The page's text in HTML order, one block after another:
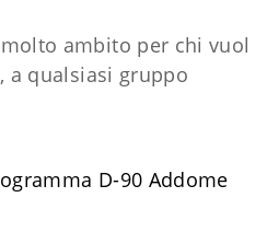
ambito per chi vuol
a qualsiasi gruppo
D-90 Addome